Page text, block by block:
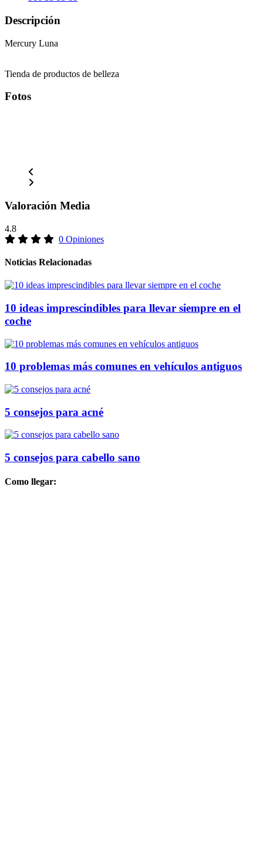
Descripción
Mercury Luna
Tienda de productos de belleza
Fotos
Valoración Media
4.8
0 Opiniones
Noticias Relacionadas
10 ideas imprescindibles para llevar siempre en el
coche
10 problemas más comunes en vehículos antiguos
5 consejos para acné
5 consejos para cabello sano
Como llegar: